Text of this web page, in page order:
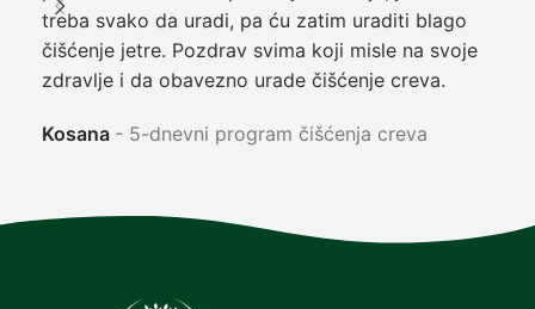
treba svako da uradi, pa ću zatim uraditi blago
čišćenje jetre. Pozdrav svima koji misle na svoje
zdravlje i da obavezno urade čišćenje creva.
Kosana 5-dnevni program čišćenja creva